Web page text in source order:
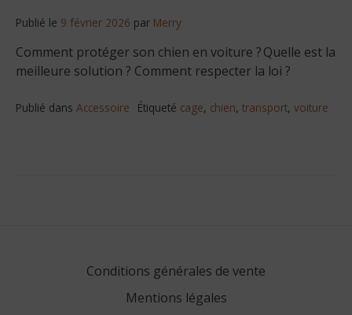
Publié le 9 février 2026 par Merry
Comment protéger son chien en voiture ? Quelle est la
meilleure solution ? Comment respecter la loi ?
Publié dans Accessoire Étiqueté cage, chien, transport, voiture
Conditions générales de vente
Mentions légales